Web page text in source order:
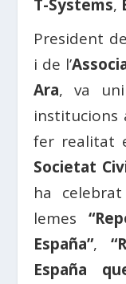
T-Systems,
President
i de l’
Ara, va
institucions
fer realitat
Societat
ha
lemes
España”,
España